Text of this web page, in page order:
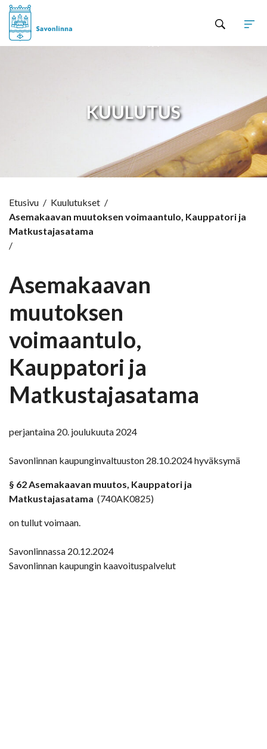
KUULUTUS
Etusivu / Kuulutukset /
Asemakaavan muutoksen voimaantulo, Kauppatori ja
Matkustajasatama
/
Asemakaavan
muutoksen
voimaantulo,
Kauppatori ja
Matkustajasatama
perjantaina 20. joulukuuta 2024
Savonlinnan kaupunginvaltuuston 28.10.2024 hyväksymä
§ 62 Asemakaavan muutos, Kauppatori ja
Matkustajasatama (740AK0825)
on tullut voimaan.
Savonlinnassa 20.12.2024
Savonlinnan kaupungin kaavoituspalvelut